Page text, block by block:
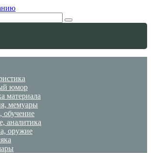
юмор
материала
мемуары
обучение
аналитика
оружие